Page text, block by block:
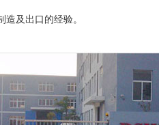
造及出口的经验。